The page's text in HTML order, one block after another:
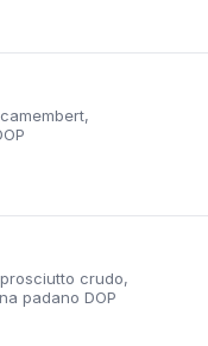
crudo,
padano DOP